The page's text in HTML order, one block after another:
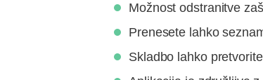
Možnost odstranitve
Prenesete lahko
Skladbo lahko